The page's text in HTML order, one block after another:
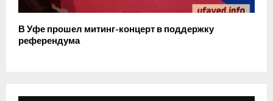
В Уфе прошел митинг-концерт в поддержку
референдума